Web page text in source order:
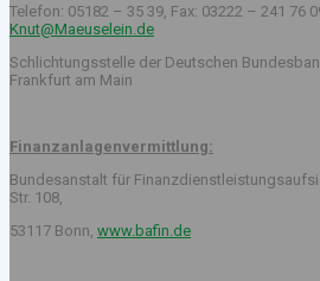
Telefon: 05182 – 35 39, Fax: 03222 – 241 76
Knut@Maeuselein.de
Schlichtungsstelle der Deutschen
Frankfurt am Main
Finanzanlagenvermittlung:
Bundesanstalt für
Str. 108,
53117 Bonn, www.bafin.de